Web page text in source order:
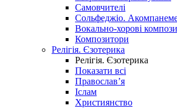
Самовчителі
Сольфеджіо.
Вокально-хорові
Композитори
Релігія. Єзотерика
Релігія. Єзотерика
Показати всі
Православ’я
Іслам
Християнство